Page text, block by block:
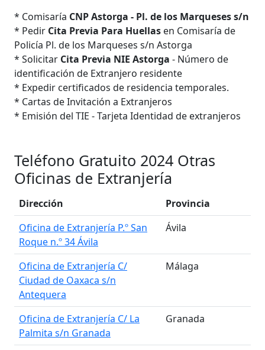
* Comisaría CNP Astorga - Pl. de los Marqueses s/n
* Pedir Cita Previa Para Huellas en Comisaría de
Policía Pl. de los Marqueses s/n Astorga
* Solicitar Cita Previa NIE Astorga - Número de
identificación de Extranjero residente
* Expedir certificados de residencia temporales.
* Cartas de Invitación a Extranjeros
* Emisión del TIE - Tarjeta Identidad de extranjeros
Teléfono Gratuito 2024 Otras
Oficinas de Extranjería
Dirección
Provincia
Oficina de Extranjería P.º San
Roque n.º 34 Ávila
Ávila
Oficina de Extranjería C/
Ciudad de Oaxaca s/n
Antequera
Málaga
Oficina de Extranjería C/ La
Palmita s/n Granada
Granada